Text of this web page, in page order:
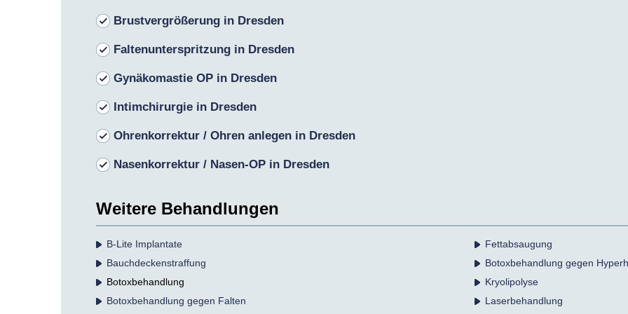
Brustvergrößerung in Dresden
Faltenunterspritzung in Dresden
Gynäkomastie OP in Dresden
Intimchirurgie in Dresden
Ohrenkorrektur / Ohren anlegen in Dresden
Nasenkorrektur / Nasen-OP in Dresden
Weitere Behandlungen
B-Lite Implantate
Bauchdecken­straffung
Botox­behandlung
Botoxbehandlung gegen Falten
Fettabsaugung
Botoxbehandlung gegen
Kryolipolyse
Laserbehandlung